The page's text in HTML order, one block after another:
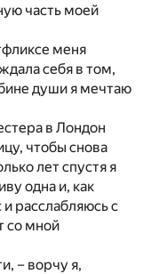
часть моей
меня
себя в том,
души я мечтаю
в Лондон
чтобы снова
лет спустя я
одна и, как
расслабляюсь с
со мной
– ворчу я,